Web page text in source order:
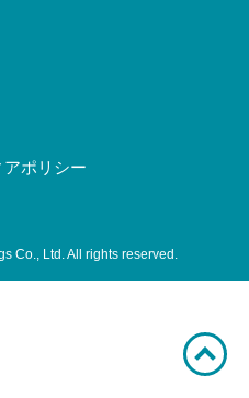
ポリシー
Co., Ltd. All rights reserved.